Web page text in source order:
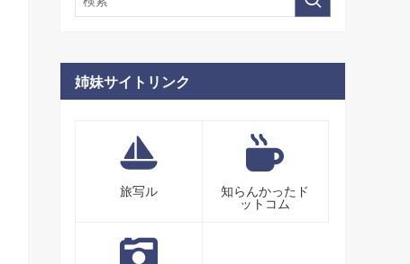
姉妹サイトリンク
旅写ル 知らんかったド
ットコム